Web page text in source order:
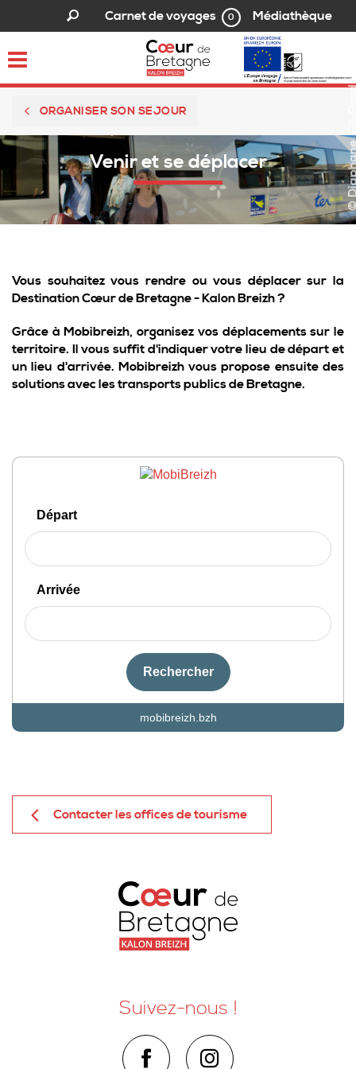
Carnet de voyages 0 Médiathèque
Toggle
ORGANISER SON SEJOUR
Venir et se déplacer ©
Vous souhaitez vous rendre ou vous déplacer sur la
Destination Cœur de Bretagne - Kalon Breizh ?
Grâce à Mobibreizh, organisez vos déplacements sur le
territoire. Il vous suffit d'indiquer votre lieu de départ et
un lieu d'arrivée. Mobibreizh vous propose ensuite des
solutions avec les transports publics de Bretagne.
Départ
Arrivée
mobibreizh.bzh
Contacter les offices de tourisme
Suivez-nous !